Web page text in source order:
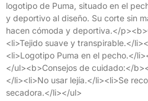
logotipo de Puma, situado en el
y deportivo al diseño. Su corte sin
hacen cómoda y deportiva.</
<li>Tejido suave y transpirable.</
<li>Logotipo Puma en el pecho.</
</ul><b>Consejos de cuidado:</
</li><li>No usar lejía.</li><li>Se
secadora.</li></ul>